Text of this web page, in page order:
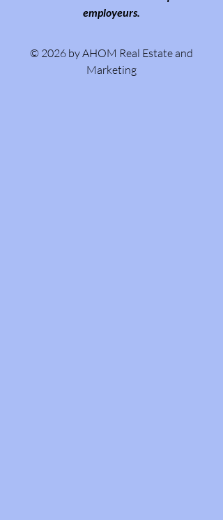
employeurs.
© 2026 by AHOM Real Estate and
Marketing